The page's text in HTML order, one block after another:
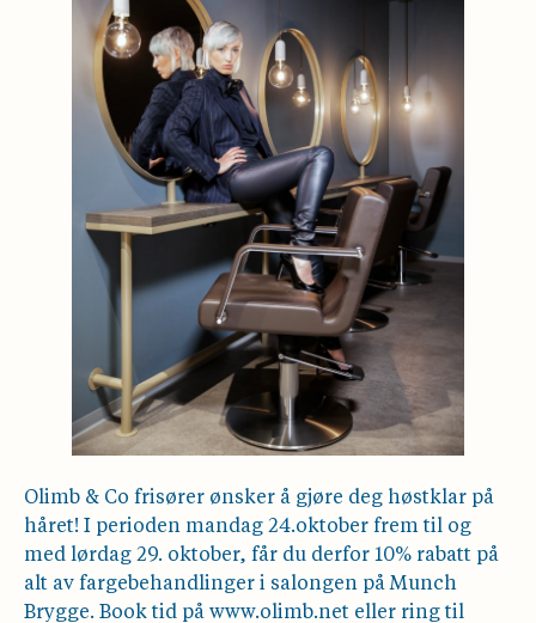
Olimb & Co frisører ønsker å gjøre deg høstklar på
håret! I perioden mandag 24.oktober frem til og
med lørdag 29. oktober, får du derfor 10% rabatt på
alt av fargebehandlinger i salongen på Munch
Brygge. Book tid på www.olimb.net eller ring til